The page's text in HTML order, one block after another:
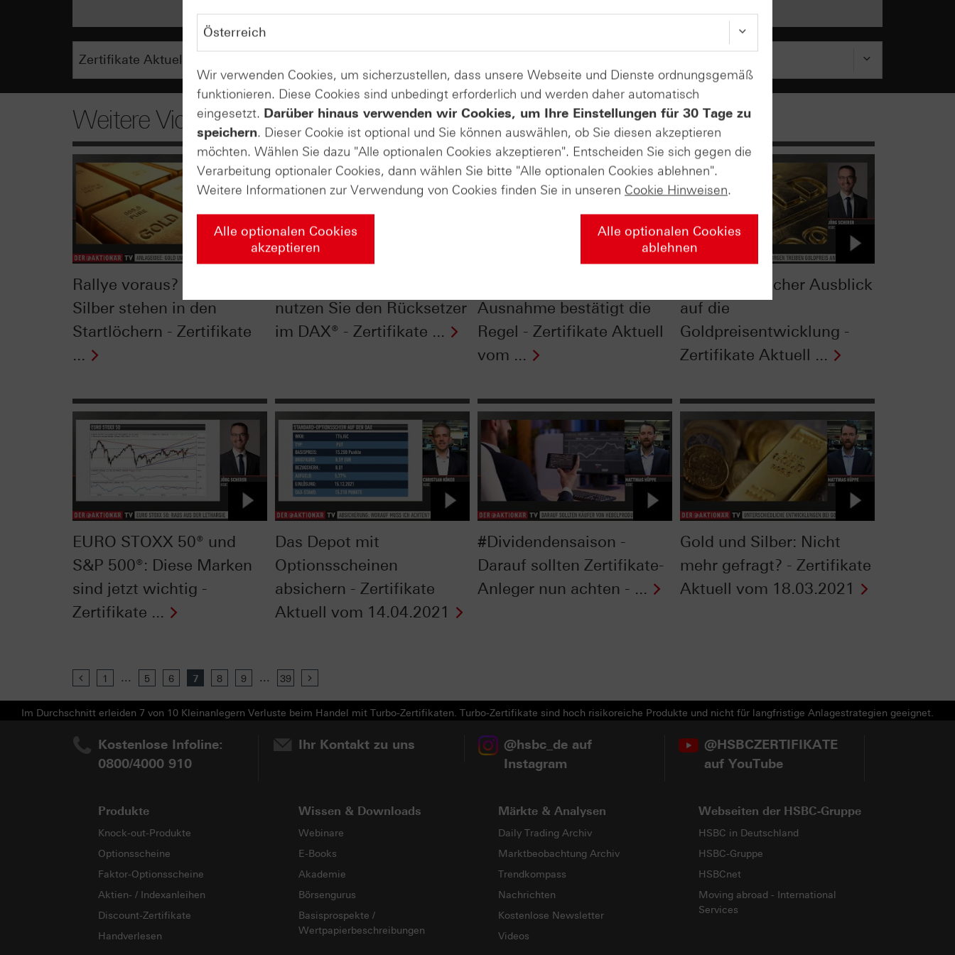
Weitere Videos
Rallye voraus? Gold und
Silber stehen in den
Startlöchern - Zertifikate
...
nutzen Sie den Rücksetzer
im DAX® - Zertifikate ...
Ausnahme bestätigt die
Regel - Zertifikate Aktuell
vom ...
Charttechnischer Ausblick
auf die
Goldpreisentwicklung -
Zertifikate Aktuell ...
EURO STOXX 50® und
S&P 500®: Diese Marken
sind jetzt wichtig -
Zertifikate ...
Das Depot mit
Optionsscheinen
absichern - Zertifikate
Aktuell vom 14.04.2021
#Dividendensaison -
Darauf sollten Zertifikate-
Anleger nun achten - ...
Gold und Silber: Nicht
mehr gefragt? - Zertifikate
Aktuell vom 18.03.2021
Previous
1 ... 5 6 7 8 9 ... 39
Im Durchschnitt erleiden 7 von 10 Kleinanlegern Verluste beim Handel mit Turbo-Zertifikaten. Turbo-Zertifikate sind hoch risikoreiche Produkte und nicht für langfristige Anlagestrategien geeignet.
Kostenlose Infoline:
0800/4000 910
Ihr Kontakt zu uns
@hsbc_de auf
Instagram
@HSBCZERTIFIKATE
auf YouTube
Produkte
Knock-out-Produkte
Optionsscheine
Faktor-Optionsscheine
Aktien- / Indexanleihen
Discount-Zertifikate
Handverlesen
Wissen & Downloads
Webinare
E-Books
Akademie
Börsengurus
Basisprospekte /
Wertpapierbeschreibungen
Märkte & Analysen
Daily Trading Archiv
Marktbeobachtung Archiv
Trendkompass
Nachrichten
Kostenlose Newsletter
Videos
Webseiten der HSBC-Gruppe
HSBC in Deutschland
HSBC-Gruppe
HSBCnet
Moving abroad - International
Services
Wir verwenden Cookies, um sicherzustellen, dass unsere Webseite und Dienste ordnungsgemäß
funktionieren. Diese Cookies sind unbedingt erforderlich und werden daher automatisch
eingesetzt. Darüber hinaus verwenden wir Cookies, um Ihre Einstellungen für 30 Tage zu
speichern. Dieser Cookie ist optional und Sie können auswählen, ob Sie diesen akzeptieren
möchten. Wählen Sie dazu "Alle optionalen Cookies akzeptieren". Entscheiden Sie sich gegen die
Verarbeitung optionaler Cookies, dann wählen Sie bitte "Alle optionalen Cookies ablehnen".
Weitere Informationen zur Verwendung von Cookies finden Sie in unseren Cookie Hinweisen.
Alle optionalen Cookies
akzeptieren
Alle optionalen Cookies
ablehnen